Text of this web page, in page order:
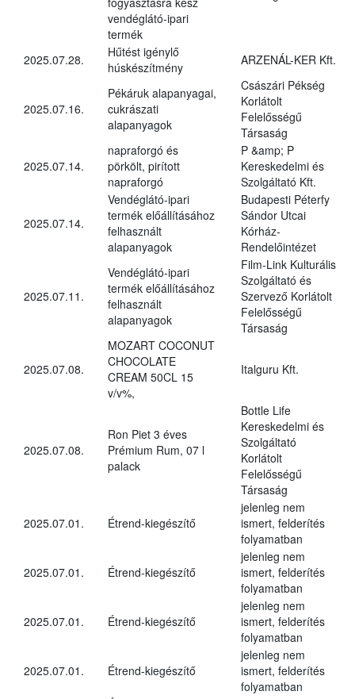
vendéglátó-ipari
termék
2025.07.28.
Hűtést igénylő
húskészítmény
ARZENÁL-KER Kft.
2025.07.16.
Pékáruk alapanyagai,
cukrászati
alapanyagok
Császári Pékség
Korlátolt
Felelősségű
Társaság
2025.07.14.
napraforgó és
pörkölt, pirított
napraforgó
P &amp; P
Kereskedelmi és
Szolgáltató Kft.
2025.07.14.
Vendéglátó-ipari
termék előállításához
felhasznált
alapanyagok
Budapesti Péterfy
Sándor Utcai
Kórház-
Rendelőintézet
2025.07.11.
Vendéglátó-ipari
termék előállításához
felhasznált
alapanyagok
Film-Link Kulturális
Szolgáltató és
Szervező Korlátolt
Felelősségű
Társaság
2025.07.08.
MOZART COCONUT
CHOCOLATE
CREAM 50CL 15
v/v%,
Italguru Kft.
2025.07.08.
Ron Piet 3 éves
Prémium Rum, 07 l
palack
Bottle Life
Kereskedelmi és
Szolgáltató
Korlátolt
Felelősségű
Társaság
2025.07.01. Étrend-kiegészítő
jelenleg nem
ismert, felderítés
folyamatban
2025.07.01. Étrend-kiegészítő
jelenleg nem
ismert, felderítés
folyamatban
2025.07.01. Étrend-kiegészítő
jelenleg nem
ismert, felderítés
folyamatban
2025.07.01. Étrend-kiegészítő
jelenleg nem
ismert, felderítés
folyamatban